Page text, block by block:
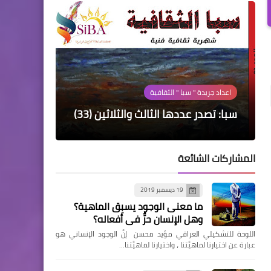
اعداد جريدة " سبا " الثقافية
سبا: تصدر عددها الثالث والثلاثين (33)
سلايدر رئيسي
رواية «آتيلا آخر العشّاق»: العشق
أعلى مكانة من الإيمان والكفر معاً
سلايدر رئيسي
النهاية
سلايدر رئيسي
هايكو
سلايدر رئيسي
أحزان خضراء في زمن «كورونا»
المشاركات الشائعة
19 ديسمبر 2019
ما معنى الوجود يسبِق الماهية؟
وهل الإنسان حرٌّ في أفعاله؟
اللوحة للتشكيلي العراقي مؤيد محسن إنَّ الوجود الإنساني هو
عبارة عن اختيارنا لماهيَّتنا ، واختيارنا لماهيَّتنا…